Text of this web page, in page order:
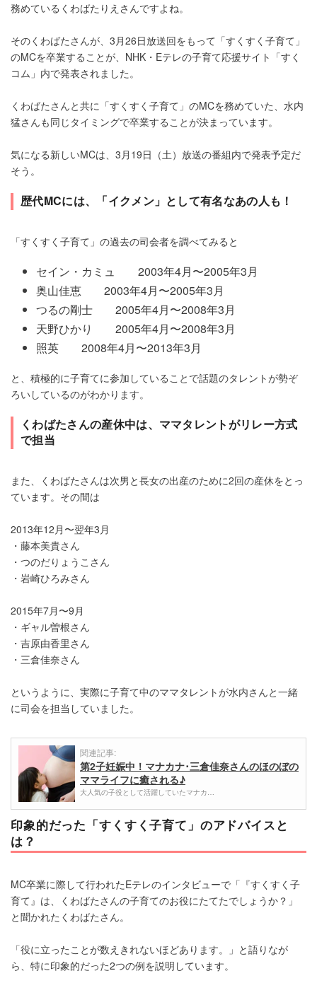
務めているくわばたりえさんですよね。
そのくわばたさんが、3月26日放送回をもって「すくすく子育て」
のMCを卒業することが、NHK・Eテレの子育て応援サイト「すく
コム」内で発表されました。
くわばたさんと共に「すくすく子育て」のMCを務めていた、水内
猛さんも同じタイミングで卒業することが決まっています。
気になる新しいMCは、3月19日（土）放送の番組内で発表予定だ
そう。
歴代MCには、「イクメン」として有名なあの人も！
「すくすく子育て」の過去の司会者を調べてみると
セイン・カミュ 2003年4月〜2005年3月
奥山佳恵 2003年4月〜2005年3月
つるの剛士 2005年4月〜2008年3月
天野ひかり 2005年4月〜2008年3月
照英 2008年4月〜2013年3月
と、積極的に子育てに参加していることで話題のタレントが勢ぞ
ろいしているのがわかります。
くわばたさんの産休中は、ママタレントがリレー方式
で担当
また、くわばたさんは次男と長女の出産のために2回の産休をとっ
ています。その間は
2013年12月〜翌年3月
・藤本美貴さん
・つのだりょうこさん
・岩崎ひろみさん
2015年7月〜9月
・ギャル曽根さん
・吉原由香里さん
・三倉佳奈さん
というように、実際に子育て中のママタレントが水内さんと一緒
に司会を担当していました。
関連記事:
第2子妊娠中！マナカナ･三倉佳奈さんのほのぼの
ママライフに癒される♪
大人気の子役として活躍していたマナカ…
印象的だった「すくすく子育て」のアドバイスと
は？
MC卒業に際して行われたEテレのインタビューで「『すくすく子
育て』は、くわばたさんの子育てのお役にたてたでしょうか？」
と聞かれたくわばたさん。
「役に立ったことが数えきれないほどあります。」と語りなが
ら、特に印象的だった2つの例を説明しています。